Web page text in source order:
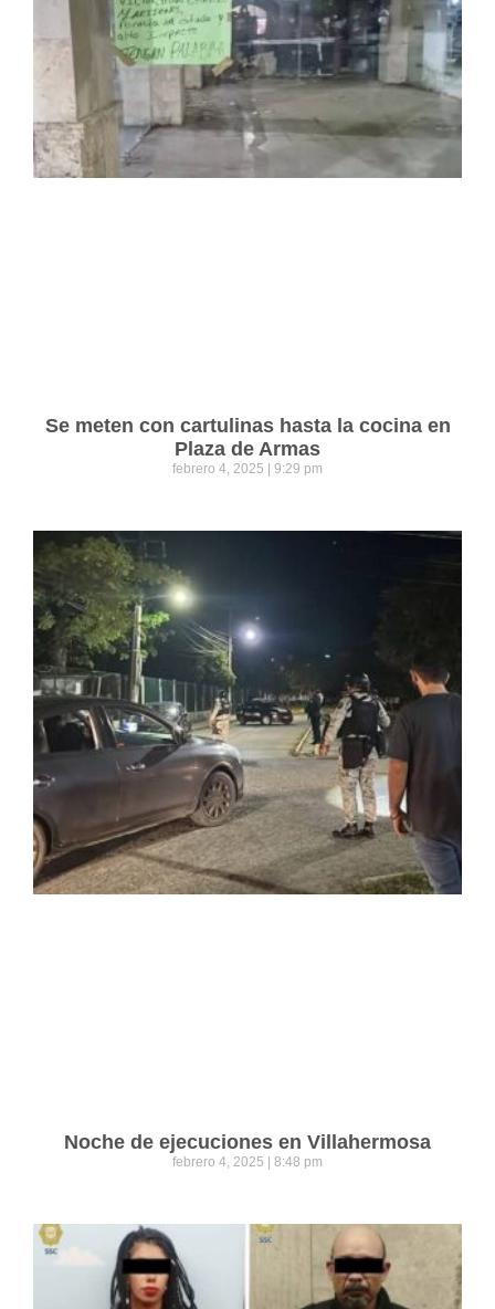
Se meten con cartulinas hasta la cocina en
Plaza de Armas
febrero 4, 2025 9:29 pm
Noche de ejecuciones en Villahermosa
febrero 4, 2025 8:48 pm